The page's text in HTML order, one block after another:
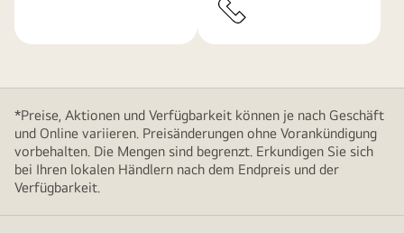
*Preise, Aktionen und Verfügbarkeit können je nach Geschäft
und Online variieren. Preisänderungen ohne Vorankündigung
vorbehalten. Die Mengen sind begrenzt. Erkundigen Sie sich
bei Ihren lokalen Händlern nach dem Endpreis und der
Verfügbarkeit.